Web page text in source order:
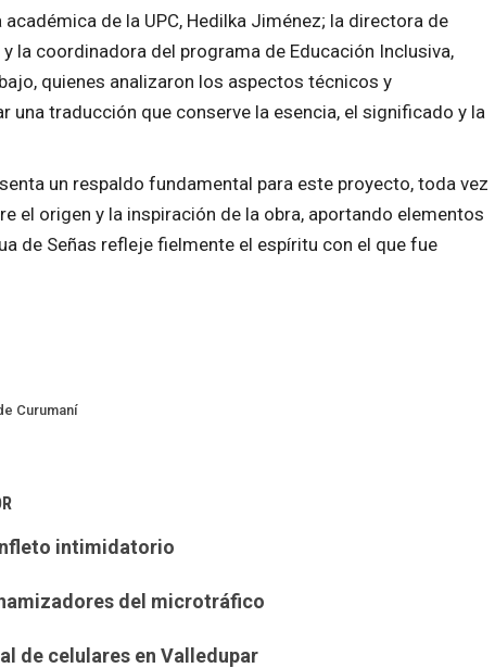
de la UPC, Hedilka Jiménez; la directora de
la coordinadora del programa de Educación Inclusiva,
quienes analizaron los aspectos técnicos y
una traducción que conserve la esencia, el significado y la
un respaldo fundamental para este proyecto, toda vez
el origen y la inspiración de la obra, aportando elementos
de Señas refleje fielmente el espíritu con el que fue
Curumaní
intimidatorio
del microtráfico
de celulares en Valledupar